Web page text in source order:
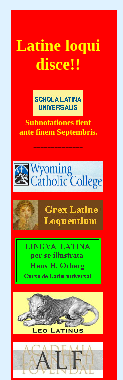
forte globum ignivomum
Latine loqui
disce!!
Subnotationes fient
ante finem Septembris.
==============